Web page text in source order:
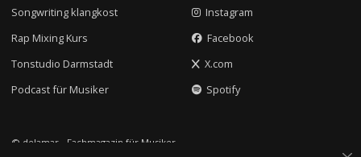
Songwriting klangkost
Rap Mixing Kurs
Tonstudio Darmstadt
Podcast für Musiker
Instagram
Facebook
X.com
Spotify
© delamar - Fachmagazin für Musiker